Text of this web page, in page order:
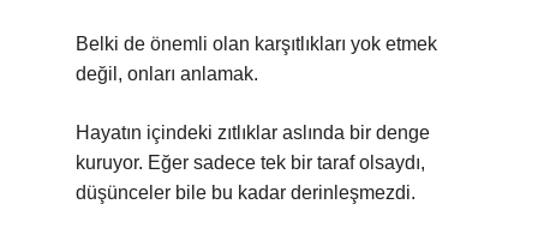
Belki de önemli olan karşıtlıkları yok etmek
değil, onları anlamak.
Hayatın içindeki zıtlıklar aslında bir denge
kuruyor. Eğer sadece tek bir taraf olsaydı,
düşünceler bile bu kadar derinleşmezdi.